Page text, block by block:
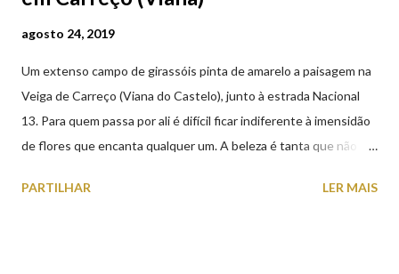
agosto 24, 2019
Um extenso campo de girassóis pinta de amarelo a paisagem na
Veiga de Carreço (Viana do Castelo), junto à estrada Nacional
13. Para quem passa por ali é difícil ficar indiferente à imensidão
de flores que encanta qualquer um. A beleza é tanta que não
aproveite a paisagem como cenário para tirar algumas
PARTILHAR LER MAIS